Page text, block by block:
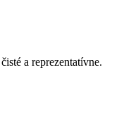
a reprezentatívne.